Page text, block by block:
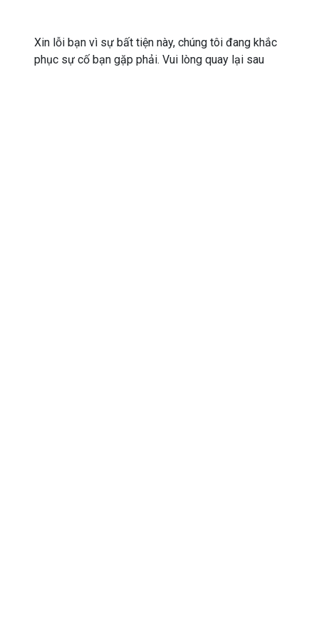
Xin lỗi bạn vì sự bất tiện này, chúng tôi đang khắc
phục sự cố bạn gặp phải. Vui lòng quay lại sau